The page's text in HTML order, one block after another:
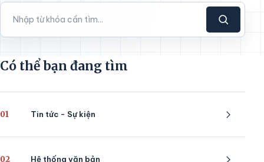
Có thể bạn đang tìm
01 Tin tức - Sự kiện
02 Hệ thống văn bản